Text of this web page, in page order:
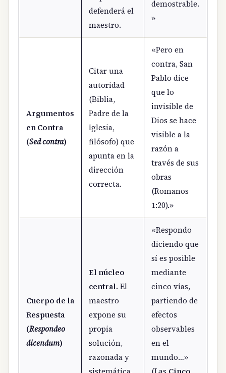
defenderá el
maestro.
demostrable.
»
Argumentos
en Contra
(Sed contra)
Citar una
autoridad
(Biblia,
Padre de la
Iglesia,
filósofo) que
apunta en la
dirección
correcta.
«Pero en
contra, San
Pablo dice
que lo
invisible de
Dios se hace
visible a la
razón a
través de sus
obras
(Romanos
1:20).»
Cuerpo de la
Respuesta
(Respondeo
dicendum)
El núcleo
central. El
maestro
expone su
propia
solución,
razonada y
«Respondo
diciendo que
sí es posible
mediante
cinco vías,
partiendo de
efectos
observables
en el
mundo…»